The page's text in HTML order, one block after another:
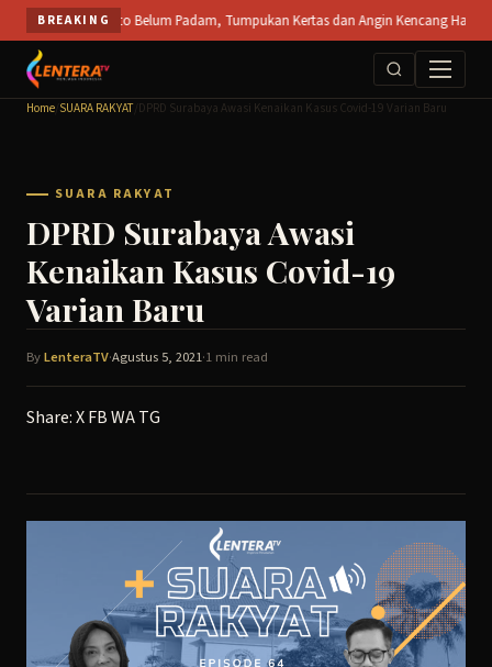
Skip
to
content
BREAKING
PT SPS Mojokerto Belum Padam, Tumpukan Kertas dan Angin Kencang
Home SUARA RAKYAT DPRD Surabaya Awasi Kenaikan Kasus Covid-19 Varian Baru
SUARA RAKYAT
DPRD Surabaya Awasi
Kenaikan Kasus Covid-19
Varian Baru
ByLenteraTV·Agustus 5, 2021·1 min read
Share:XFBWATG